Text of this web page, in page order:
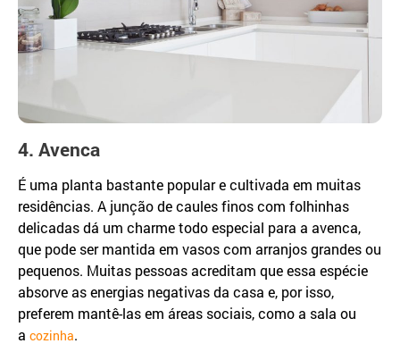
4. Avenca
É uma planta bastante popular e cultivada em muitas
residências. A junção de caules finos com folhinhas
delicadas dá um charme todo especial para a avenca,
que pode ser mantida em vasos com arranjos grandes ou
pequenos. Muitas pessoas acreditam que essa espécie
absorve as energias negativas da casa e, por isso,
preferem mantê-las em áreas sociais, como a sala ou
a cozinha.